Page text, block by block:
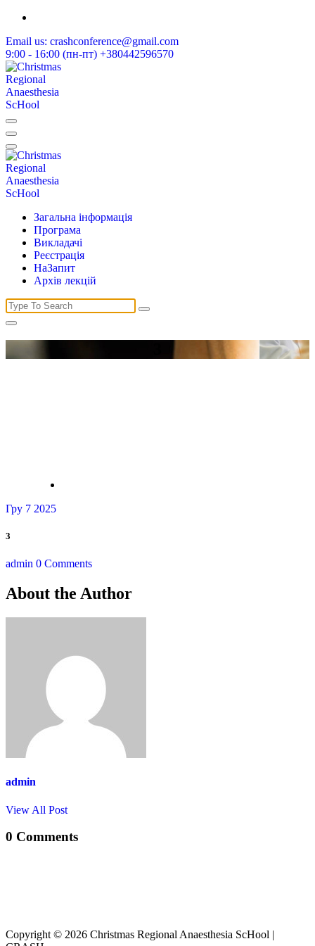
Skip
content
Email us: crashconference@gmail.com
9:00 - 16:00 (пн-пт) +380442596570
Різдвяна Школа Реґіонарної Анестезії
Загальна інформація
Програма
Викладачі
Реєстрація
НаЗапит
Архів лекцій
Search
for:
Гру 7 2025
3
admin 0 Comments
About the Author
admin
View All Post
0 Comments
Copyright © 2026 Christmas Regional Anaesthesia ScHool |